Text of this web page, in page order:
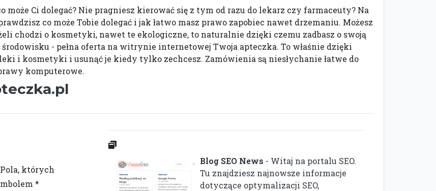
może Ci dolegać? Nie pragniesz kierować się z tym od razu do lekarz czy farmaceuty? Na
co może Tobie dolegać i jak łatwo masz prawo zapobiec nawet drzemaniu. Możesz
chodzi o kosmetyki, nawet te ekologiczne, to naturalnie dzięki czemu zadbasz o swoją
- pełna oferta na witrynie internetowej Twoja apteczka. To właśnie dzięki
i kosmetyki i usunąć je kiedy tylko zechcesz. Zamówienia są niesłychanie łatwe do
komputerowe.
Pola, których
*
Blog SEO News - Witaj na portalu SEO.
Tu znajdziesz najnowsze informacje
dotyczące optymalizacji SEO,